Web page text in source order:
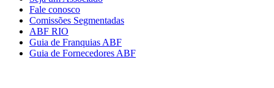
Fale conosco
Comissões Segmentadas
ABF RIO
Guia de Franquias ABF
Guia de Fornecedores ABF